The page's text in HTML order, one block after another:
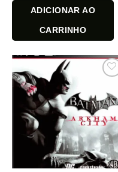
ADICIONAR AO
CARRINHO